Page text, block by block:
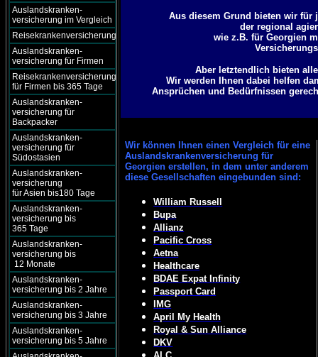
Auslandskranken-
versicherung im Vergleich
Reisekrankenversicherung
Auslandskranken-
versicherung für Firmen
Reisekrankenversicherung
für Firmen bis 365 Tage
Auslandskranken-
versicherung für
Backpacker
Auslandskranken-
versicherung für
Südostasien
Auslandskranken-
versicherung
für Asien bis180 Tage
Auslandskranken-
versicherung bis
365 Tage
Auslandskranken-
versicherung bis
12 Monate
Auslandskranken-
versicherung bis 2 Jahre
Auslandskranken-
versicherung bis 3 Jahre
Auslandskranken-
versicherung bis 5 Jahre
Aus diesem Grund bieten wir für
der regional
wie z.B. für Georgien
Aber letztendlich bieten
Wir werden Ihnen dabei helfen
Ansprüchen und Bedürfnissen
Wir können Ihnen einen Vergleich für eine
Auslandskrankenversicherung für
Georgien erstellen, in dem unter anderem
diese Gesellschaften eingebunden sind:
William Russell
Bupa
Allianz
Pacific Cross
Aetna
Healthcare
BDAE Expat Infinity
Passport Card
IMG
April My Health
Royal & Sun Alliance
DKV